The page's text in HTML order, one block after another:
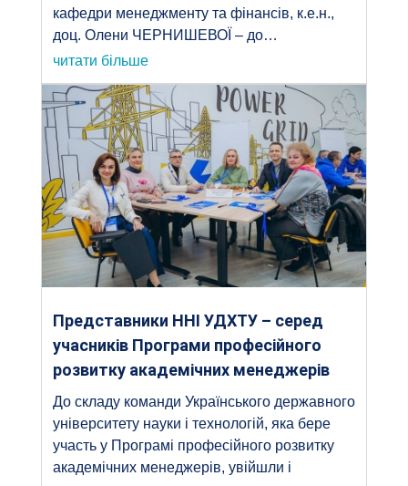
кафедри менеджменту та фінансів, к.е.н.,
доц. Олени ЧЕРНИШЕВОЇ – до…
читати більше
Представники ННІ УДХТУ – серед
учасників Програми професійного
розвитку академічних менеджерів
До складу команди Українського державного
університету науки і технологій, яка бере
участь у Програмі професійного розвитку
академічних менеджерів, увійшли і